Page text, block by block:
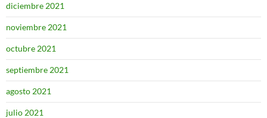
diciembre 2021
noviembre 2021
octubre 2021
septiembre 2021
agosto 2021
julio 2021